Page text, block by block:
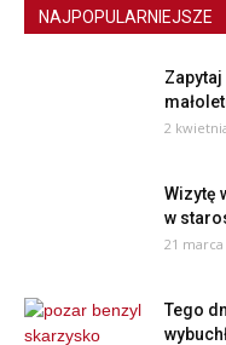
NAJPOPULARNIEJSZE
2
Wizytę
w
21 marca
Tego